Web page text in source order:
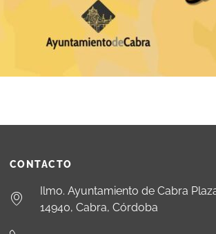
CONTACTO
Ilmo. Ayuntamiento de Cabra
14940, Cabra, Córdoba